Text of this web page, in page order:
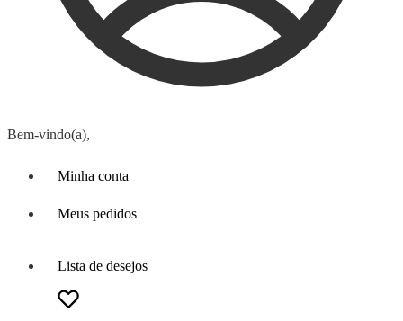
Bem-vindo(a),
Minha conta
Meus pedidos
Lista de desejos